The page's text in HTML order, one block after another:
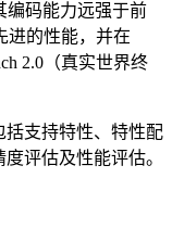
编码能力远强于前
进的性能，并在
2.0（真实世界终
括支持特性、特性配
评估及性能评估。